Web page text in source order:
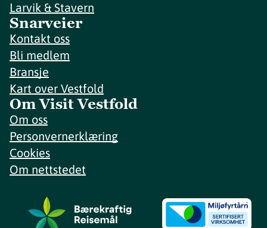
Larvik & Stavern
Snarveier
Kontakt oss
Bli medlem
Bransje
Kart over Vestfold
Om Visit Vestfold
Om oss
Personvernerklæring
Cookies
Om nettstedet